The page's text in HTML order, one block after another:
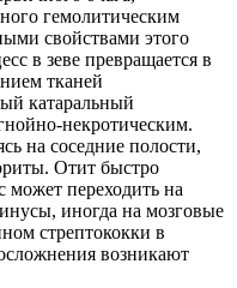
гемолитическим
свойствами этого
в зеве превращается в
тканей
катаральный
некротическим.
на соседние полости,
Отит быстро
может переходить на
иногда на мозговые
стрептококки в
возникают